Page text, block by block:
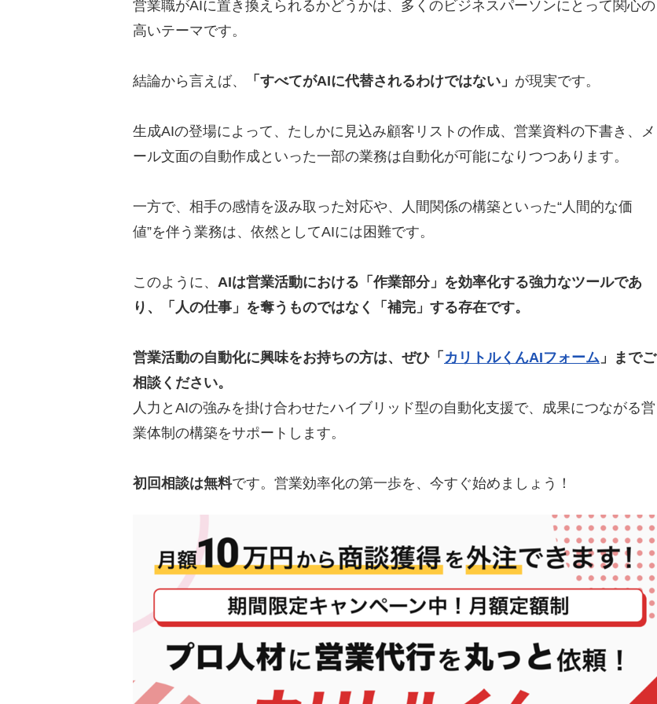
生成AIを営業活動の中で活用するメリット3選
AIにはできない業務に集中できる
AIを活用するときに気を付けるべきこと3選
人間が一切添削しないこと
個人情報に関するデータの入力ルールを決めないこと
AI導入の4つのステップ
AIの導入理由の明確化
AIツール選定
AIの業務適用
AIのフォーム営業はカリトルくんにお任せください
営業職がAIに置き換えられるかどうかは、多くのビジネスパーソンにとって関心の
高いテーマです。
結論から言えば、 「すべてがAIに代替されるわけではない」 が現実です。
生成AIの登場によって、たしかに見込み顧客リストの作成、営業資料の下書き、メ
ール文面の自動作成といった一部の業務は自動化が可能になりつつあります。
一方で、相手の感情を汲み取った対応や、人間関係の構築といった“人間的な価
値”を伴う業務は、依然としてAIには困難です。
このように、 AIは営業活動における「作業部分」を効率化する強力なツールであ
り、「人の仕事」を奪うものではなく「補完」する存在です。
営業活動の自動化に興味をお持ちの方は、ぜひ「 カリトルくんAIフォーム 」までご
相談ください。
人力とAIの強みを掛け合わせたハイブリッド型の自動化支援で、成果につながる営
業体制の構築をサポートします。
初回相談は無料です。営業効率化の第一歩を、今すぐ始めましょう！